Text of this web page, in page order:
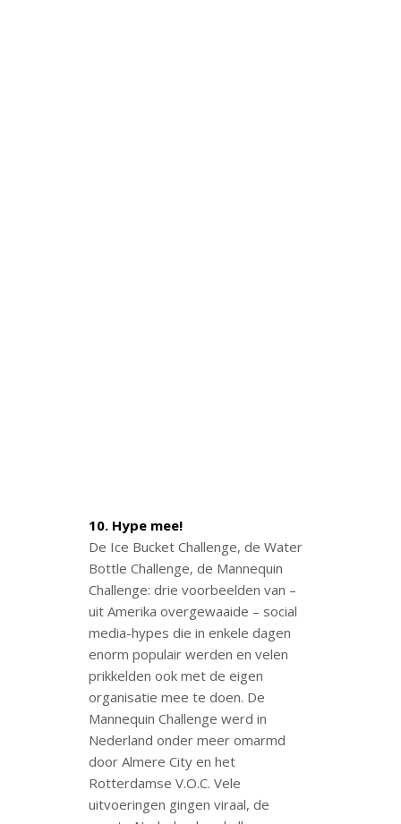
10. Hype mee!
De Ice Bucket Challenge, de Water
Bottle Challenge, de Mannequin
Challenge: drie voorbeelden van –
uit Amerika overgewaaide – social
media-hypes die in enkele dagen
enorm populair werden en velen
prikkelden ook met de eigen
organisatie mee te doen. De
Mannequin Challenge werd in
Nederland onder meer omarmd
door Almere City en het
Rotterdamse V.O.C. Vele
uitvoeringen gingen viraal, de